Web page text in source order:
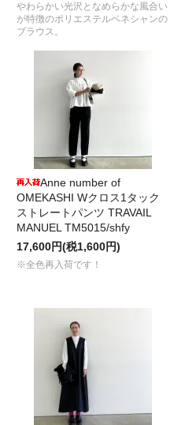
やわらかい光沢となめらかな風合い
が特徴のポリエステルベネシャンの
ブラウス。
Anne number of
OMEKASHI Wクロス1タック
ストレートパンツ TRAVAIL
MANUEL TM5015/shfy
17,600円(税1,600円)
※全色再入荷です！